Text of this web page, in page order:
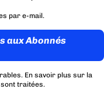
par e-mail.
aux Abonnés
En savoir plus sur la
traitées.